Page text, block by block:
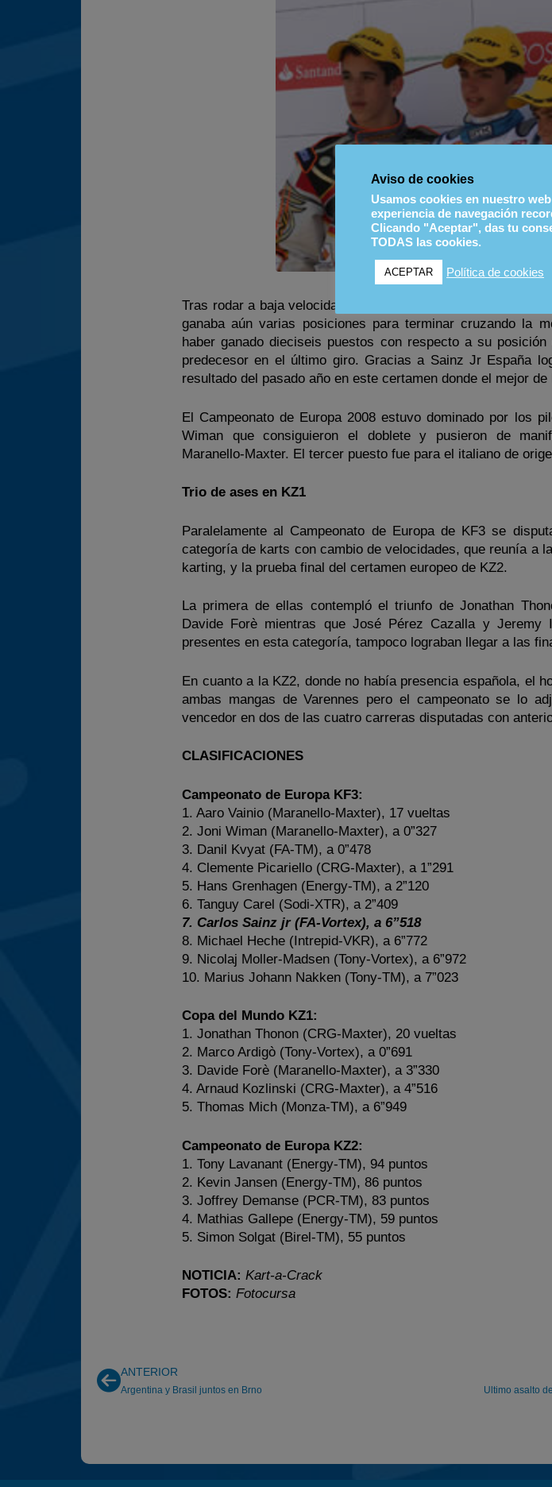
Tras rodar a baja velocidad durante algunas vueltas, los
ganaba aún varias posiciones para terminar cruzando la
haber ganado dieciseis puestos con respecto a su
predecesor en el último giro. Gracias a Sainz Jr España
resultado del pasado año en este certamen donde el mejor
El Campeonato de Europa 2008 estuvo dominado por los
Wiman que consiguieron el doblete y pusieron de
Maranello-Maxter. El tercer puesto fue para el italiano de
Trio de ases en KZ1
Paralelamente al Campeonato de Europa de KF3 se
categoría de karts con cambio de velocidades, que reunía a
karting, y la prueba final del certamen europeo de KZ2.
La primera de ellas contempló el triunfo de Jonathan
Davide Forè mientras que José Pérez Cazalla y Jeremy
presentes en esta categoría, tampoco lograban llegar a las
En cuanto a la KZ2, donde no había presencia española, el
ambas mangas de Varennes pero el campeonato se lo
vencedor en dos de las cuatro carreras disputadas con
CLASIFICACIONES
Campeonato de Europa KF3:
1. Aaro Vainio (Maranello-Maxter), 17 vueltas
2. Joni Wiman (Maranello-Maxter), a 0”327
3. Danil Kvyat (FA-TM), a 0”478
4. Clemente Picariello (CRG-Maxter), a 1”291
5. Hans Grenhagen (Energy-TM), a 2”120
6. Tanguy Carel (Sodi-XTR), a 2”409
7. Carlos Sainz jr (FA-Vortex), a 6”518
8. Michael Heche (Intrepid-VKR), a 6”772
9. Nicolaj Moller-Madsen (Tony-Vortex), a 6”972
10. Marius Johann Nakken (Tony-TM), a 7”023
Copa del Mundo KZ1:
1. Jonathan Thonon (CRG-Maxter), 20 vueltas
2. Marco Ardigò (Tony-Vortex), a 0”691
3. Davide Forè (Maranello-Maxter), a 3”330
4. Arnaud Kozlinski (CRG-Maxter), a 4”516
5. Thomas Mich (Monza-TM), a 6”949
Campeonato de Europa KZ2:
1. Tony Lavanant (Energy-TM), 94 puntos
2. Kevin Jansen (Energy-TM), 86 puntos
3. Joffrey Demanse (PCR-TM), 83 puntos
4. Mathias Gallepe (Energy-TM), 59 puntos
5. Simon Solgat (Birel-TM), 55 puntos
NOTICIA: Kart-a-Crack
FOTOS: Fotocursa
ANTERIOR
Argentina y Brasil juntos en Brno Ultimo asalto
Aviso de cookies
Usamos cookies en nuestro
experiencia de navegación
Clicando "Aceptar", das tu
TODAS las cookies.
ACEPTAR Política de cookies